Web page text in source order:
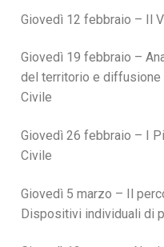
Giovedì 12 febbraio – Il
Giovedì 19 febbraio –
del territorio e diffusione
Civile
Giovedì 26 febbraio – I
Civile
Giovedì 5 marzo – Il
Dispositivi individuali di